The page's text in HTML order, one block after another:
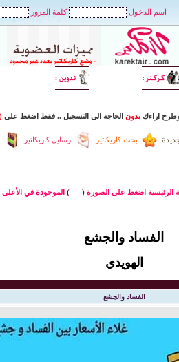
اسم الدخول كلمة المرور
اراءك بدون الحاجه الى التسجيل .. فقط اضغط على
رسايل كاريكاتير بحث كاريكاتير
الرئيسية اضغط على الصورة(
) الموجودة في الأعلى
الفساد والجشع
الهويدي
الفساد والجشع